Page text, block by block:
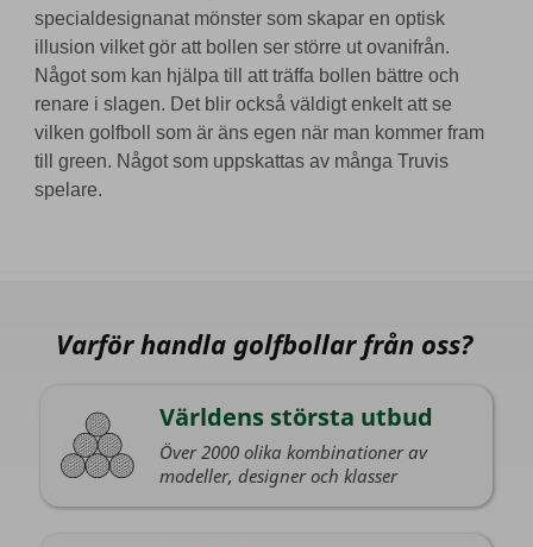
specialdesignanat mönster som skapar en optisk
illusion vilket gör att bollen ser större ut ovanifrån.
Något som kan hjälpa till att träffa bollen bättre och
renare i slagen. Det blir också väldigt enkelt att se
vilken golfboll som är äns egen när man kommer fram
till green. Något som uppskattas av många Truvis
spelare.
Varför handla golfbollar från oss?
Världens största utbud
Över 2000 olika kombinationer av
modeller, designer och klasser